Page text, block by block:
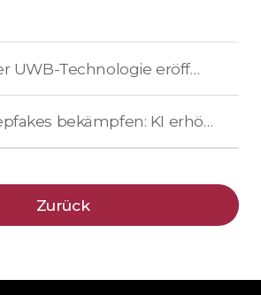
Mit der UWB-Technologie eröffnet sich eine innovative Zukunft für die Zutrittskontrolle
Deepfakes bekämpfen: KI erhöht Supremas Sicherheit
Zurück